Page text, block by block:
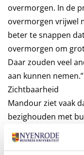
overmorgen. In de
overmorgen vrijwel
beter te snappen
overmorgen om
Daar zouden veel
aan kunnen nemen.”
Zichtbaarheid
Mandour ziet vaak
bezighouden met
andere dingen
operationele